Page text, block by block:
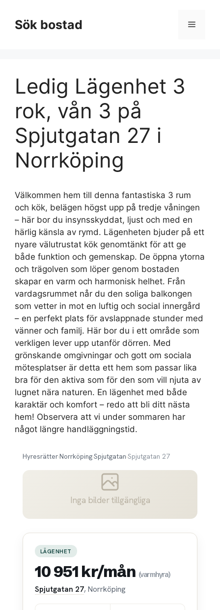
innehållSök bostad Meny
Ledig Lägenhet 3
rok, vån 3 på
Spjutgatan 27 i
Norrköping
Välkommen hem till denna fantastiska 3 rum
och kök, belägen högst upp på tredje våningen
– här bor du insynsskyddat, ljust och med en
härlig känsla av rymd. Lägenheten bjuder på ett
nyare välutrustat kök genomtänkt för att ge
både funktion och gemenskap. De öppna ytorna
och trägolven som löper genom bostaden
skapar en varm och harmonisk helhet. Från
vardagsrummet når du den soliga balkongen
som vetter in mot en luftig och social innergård
– en perfekt plats för avslappnade stunder med
vänner och familj. Här bor du i ett område som
verkligen lever upp utanför dörren. Med
grönskande omgivningar och gott om sociala
mötesplatser är detta ett hem som passar lika
bra för den aktiva som för den som vill njuta av
lugnet nära naturen. En lägenhet med både
karaktär och komfort – redo att bli ditt nästa
hem! Observera att vi under sommaren har
något längre handläggningstid.
Hyresrätter›Norrköping›Spjutgatan›Spjutgatan 27
Inga bilder tillgängliga
LÄGENHET
10 951 kr/mån (varmhyra)
Spjutgatan 27, Norrköping